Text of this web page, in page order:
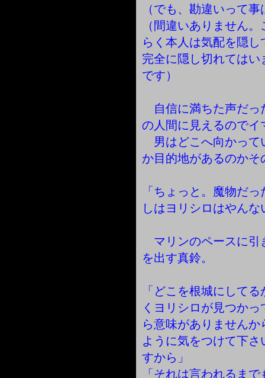
（でも、勘違いって
（間違いありません
らく本人は気配を隠
完全に隠し切れては
です）
自信に満ちた声だっ
の人間に見えるので
男はどこへ向かって
か目的地があるのか
「ちょっと。魔物だ
しはヨリシロはやん
マリンのペースに引
を出す真鈴。
「どこを根城にして
くヨリシロが見つか
ら意味がありません
ように気をつけて下
すから」
「それは言われるま